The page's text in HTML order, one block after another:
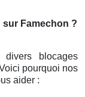
sur Famechon ?
divers blocages
pourquoi nos
aider :